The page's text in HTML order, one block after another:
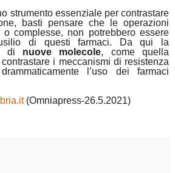
strumento essenziale per contrastare
basti pensare che le operazioni
complesse, non potrebbero essere
di questi farmaci. Da qui la
di nuove molecole, come quella
i meccanismi di resistenza
l’uso dei farmaci
(Omniapress-26.5.2021)